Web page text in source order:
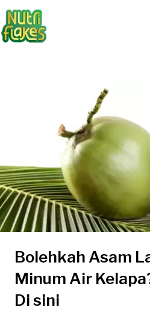
Bolehkah Asam
Minum Air
Di sini